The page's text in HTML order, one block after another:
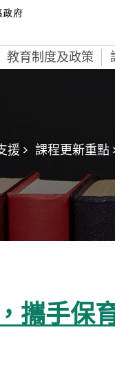
教育制度及政策
援 > 課程更新重點
攜手